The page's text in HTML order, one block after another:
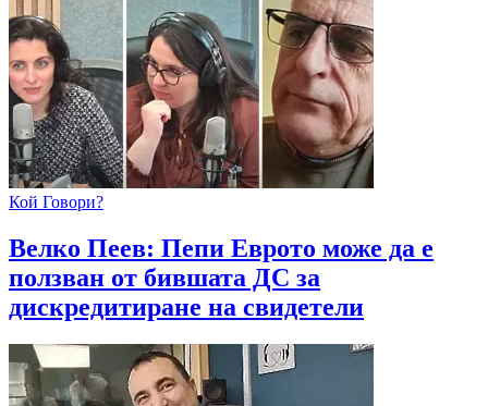
Кой Говори?
Велко Пеев: Пепи Еврото може да е
ползван от бившата ДС за
дискредитиране на свидетели